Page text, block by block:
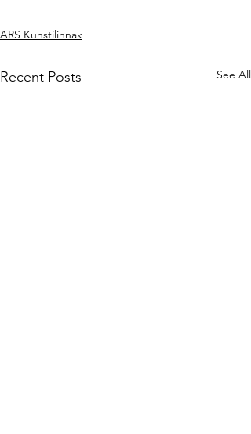
ARS Kunstilinnak
Recent Posts See All